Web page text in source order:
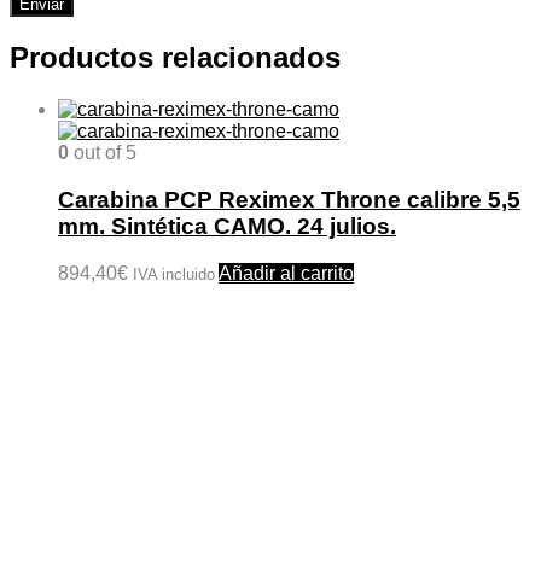
Productos relacionados
0 out of 5
Carabina PCP Reximex Throne calibre 5,5
mm. Sintética CAMO. 24 julios.
894,40€ IVA incluido Añadir al carrito